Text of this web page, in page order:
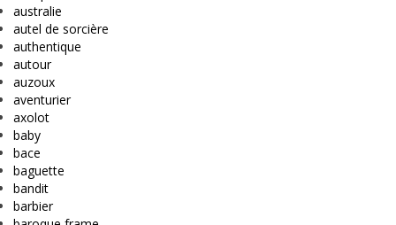
australie
autel de sorcière
authentique
autour
auzoux
aventurier
axolot
baby
bace
baguette
bandit
barbier